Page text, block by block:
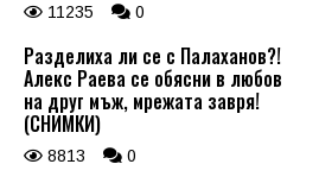
11235 0
Разделиха ли се с Палаханов?!
Алекс Раева се обясни в любов
на друг мъж, мрежата завря!
(СНИМКИ)
8813 0